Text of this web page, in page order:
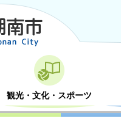
観光・文化・スポーツ